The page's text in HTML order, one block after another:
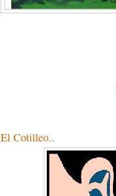
El Cotilleo..